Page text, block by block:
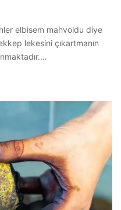
elbisem mahvoldu diye
lekesini çıkartmanın